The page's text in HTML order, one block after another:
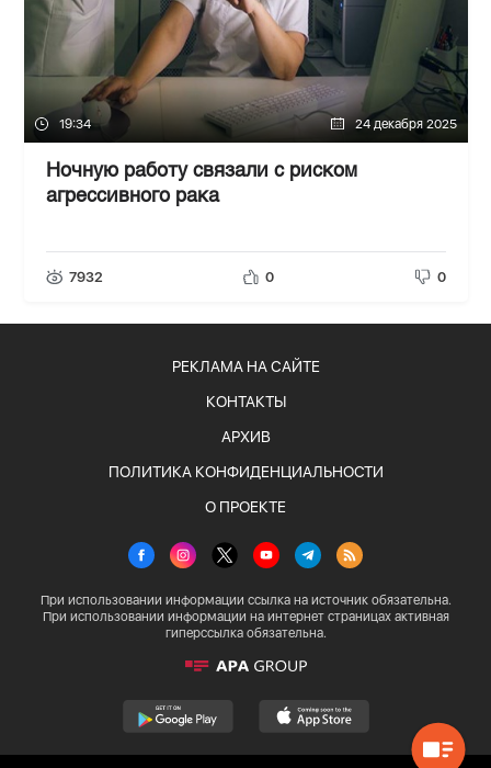
19:34 24 декабря 2025
Ночную работу связали с риском
агрессивного рака
7932 0 0
РЕКЛАМА НА САЙТЕ
КОНТАКТЫ
АРХИВ
ПОЛИТИКА КОНФИДЕНЦИАЛЬНОСТИ
О ПРОЕКТЕ
При использовании информации ссылка на источник обязательна.
При использовании информации на интернет страницах активная
гиперссылка обязательна.